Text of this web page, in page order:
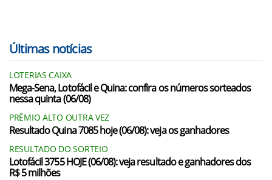
Últimas notícias
LOTERIAS CAIXA
Mega-Sena, Lotofácil e Quina: confira os números sorteados
nessa quinta (06/08)
PRÊMIO ALTO OUTRA VEZ
Resultado Quina 7085 hoje (06/08): veja os ganhadores
RESULTADO DO SORTEIO
Lotofácil 3755 HOJE (06/08): veja resultado e ganhadores dos
R$ 5 milhões